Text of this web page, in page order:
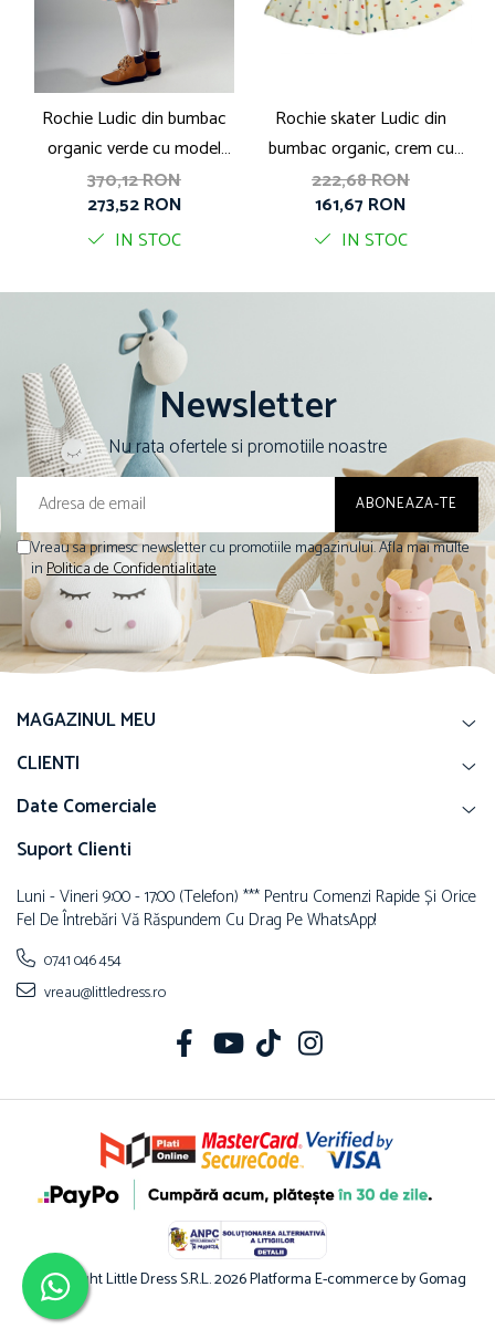
Rochie Ludic din bumbac
organic verde cu model
geometric si guler
370,12 RON
273,52 RON
IN STOC
Rochie skater Ludic din
bumbac organic, crem cu
print Little Big Bang
222,68 RON
161,67 RON
IN STOC
Newsletter
Nu rata ofertele si promotiile noastre
Vreau sa primesc newsletter cu promotiile magazinului. Afla mai multe
inPolitica de Confidentialitate
MAGAZINUL MEU
CLIENTI
Date Comerciale
Suport Clienti
Luni - Vineri 9:00 - 17:00 (telefon) *** Pentru Comenzi Rapide Și Orice
Fel De Întrebări Vă Răspundem Cu Drag Pe WhatsApp!
0741 046 454
vreau@littledress.ro
©Copyright Little Dress S.R.L. 2026Platforma E-commerce by Gomag